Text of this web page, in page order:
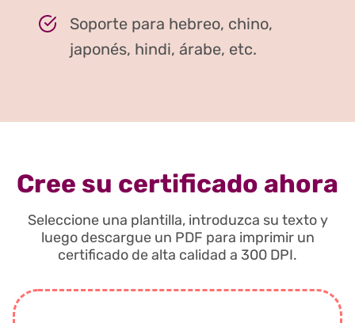
Soporte para hebreo, chino,
japonés, hindi, árabe, etc.
Cree su certificado ahora
Seleccione una plantilla, introduzca su texto y
luego descargue un PDF para imprimir un
certificado de alta calidad a 300 DPI.